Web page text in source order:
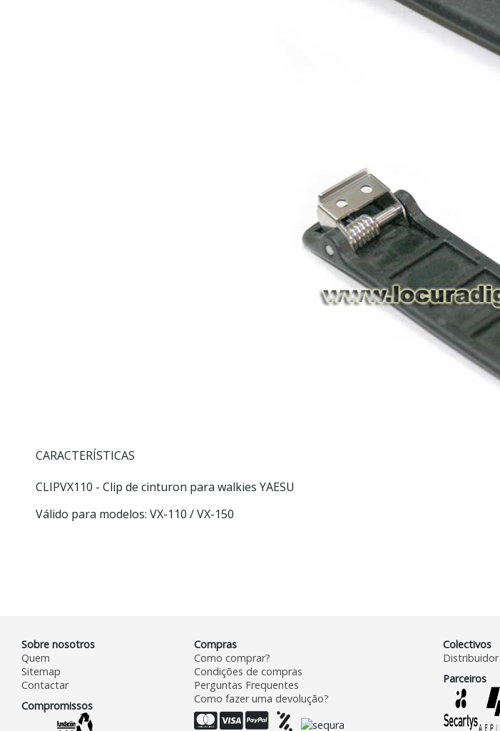
CARACTERÍSTICAS
CLIPVX110 - Clip de cinturon para walkies YAESU
Válido para modelos: VX-110 / VX-150
Sobre nosotros
Quem
Sitemap
Contactar
Compromissos
Compras
Como comprar?
Condições de compras
Perguntas Frequentes
Como fazer uma devolução?
Colectivos
Distribuidor
Parceiros